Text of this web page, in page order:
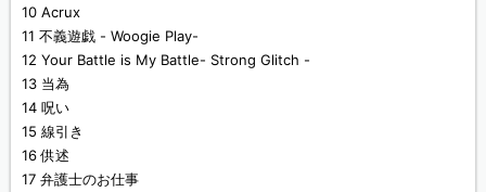
10 Acrux
11 不義遊戯 - Woogie Play-
12 Your Battle is My Battle- Strong Glitch -
13 当為
14 呪い
15 線引き
16 供述
17 弁護士のお仕事